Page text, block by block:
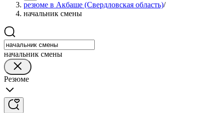
резюме в Акбаше (Свердловская область)/
начальник смены
начальник смены
Резюме